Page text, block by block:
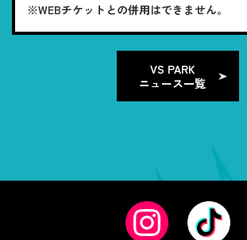
※WEBチケットとの併用はできません。
VS PARK
ニュース一覧